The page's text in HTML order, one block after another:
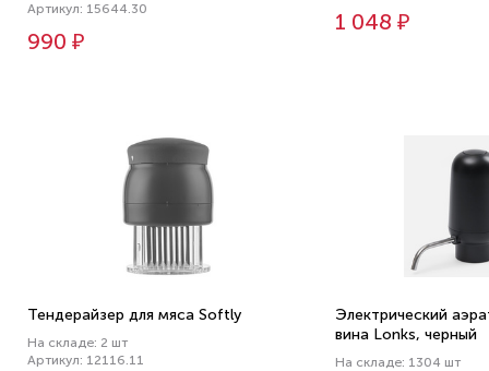
Артикул: 15644.30
990 ₽
1 048 ₽
Тендерайзер для мяса Softly
На складе: 2 шт
Артикул: 12116.11
Электрический
вина Lonks, черный
На складе: 1304 шт